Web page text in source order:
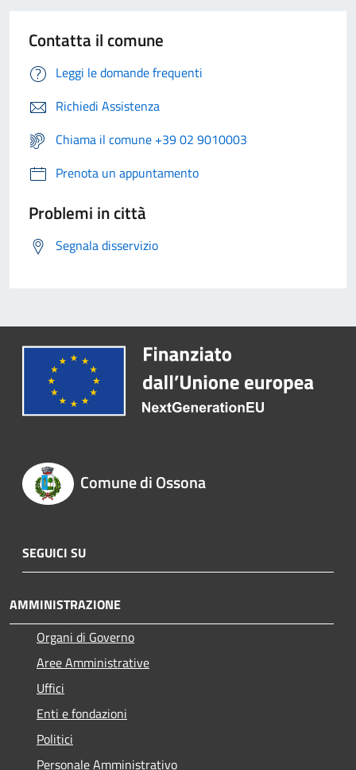
Contatta il comune
Leggi le domande frequenti
Richiedi Assistenza
Chiama il comune +39 02 9010003
Prenota un appuntamento
Problemi in città
Segnala disservizio
Comune di Ossona
SEGUICI SU
AMMINISTRAZIONE
Organi di Governo
Aree Amministrative
Uffici
Enti e fondazioni
Politici
Personale Amministrativo